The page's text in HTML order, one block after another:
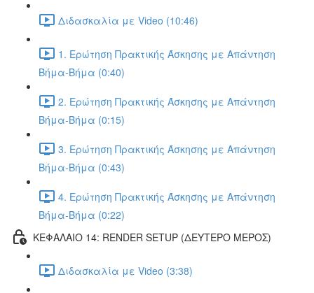
Διδασκαλία με Video (10:46)
1. Ερώτηση Πρακτικής Άσκησης με Απάντηση
Βήμα-Βήμα (0:40)
2. Ερώτηση Πρακτικής Άσκησης με Απάντηση
Βήμα-Βήμα (0:15)
3. Ερώτηση Πρακτικής Άσκησης με Απάντηση
Βήμα-Βήμα (0:43)
4. Ερώτηση Πρακτικής Άσκησης με Απάντηση
Βήμα-Βήμα (0:22)
ΚΕΦΑΛΑΙΟ 14: RENDER SETUP (ΔΕΥΤΕΡΟ ΜΕΡΟΣ)
Διδασκαλία με Video (3:38)